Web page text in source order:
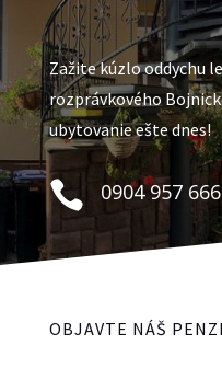
Zažite kúzlo oddychu
rozprávkového
ubytovanie ešte dnes!
 0904 957 666
OBJAVTE NÁŠ